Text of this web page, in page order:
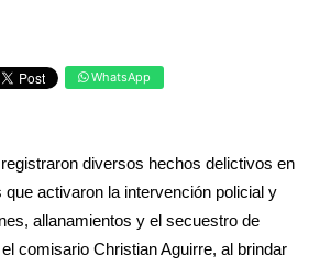
WhatsApp
diversos hechos delictivos en
que activaron la intervención policial y
allanamientos y el secuestro de
comisario Christian Aguirre, al brindar